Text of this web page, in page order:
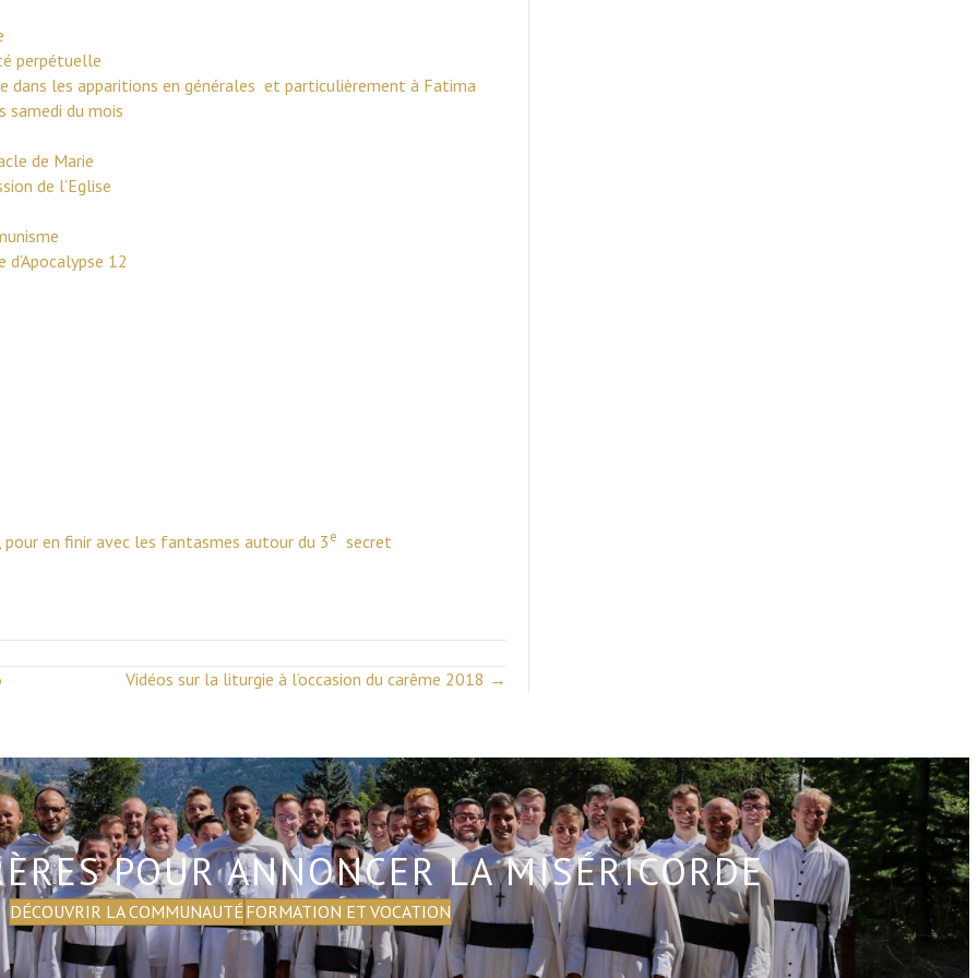
perpétuelle
dans les apparitions en générales et particulièrement à Fatima
samedi du mois
de Marie
de l’Eglise
12
en finir avec les fantasmes autour du 3e secret
Vidéos sur la liturgie à l’occasion du carême 2018 →
POUR ANNONCER LA MISÉRICORDE
DÉCOUVRIR LA COMMUNAUTÉ FORMATION ET VOCATION